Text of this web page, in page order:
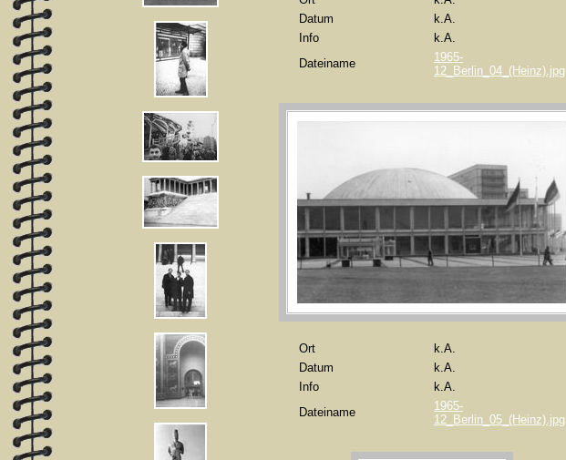
Datum
k.A.
Info
k.A.
Dateiname
1965-
12_Berlin_04_(Heinz).jpg
Ort
k.A.
Datum
k.A.
Info
k.A.
Dateiname
1965-
12_Berlin_05_(Heinz).jpg